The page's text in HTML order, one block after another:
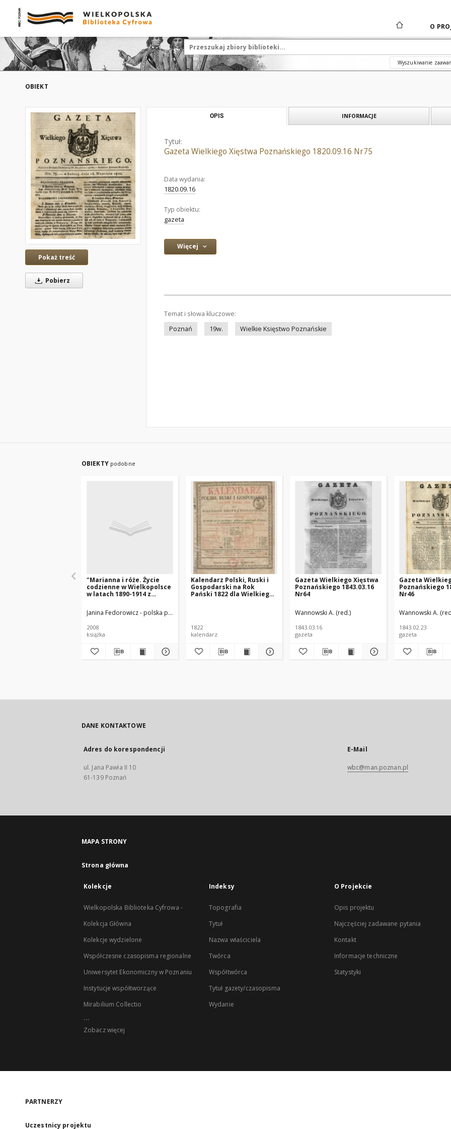
O
Wyszukiwanie
OBIEKT
Pokaż treść
Pobierz
OPIS INFORMACJE
Tytuł:
Gazeta Wielkiego Xięstwa Poznańskiego 1820.09.16 Nr75
Data wydania:
1820.09.16
Typ obiektu:
gazeta
Więcej
Temat i słowa kluczowe:
Poznań
19w. Wielkie Księstwo Poznańskie
OBIEKTY podobne
"Marianna i róże. Życie
codzienne w Wielkopolsce
w latach 1890-1914 z
Janina Fedorowicz - polska pisarka
Joanna Konopińska (1925 -1996; Poznań) - polska pisarka; https://pl.wikipedia.org/wiki/
2008
książka
Kalendarz Polski, Ruski i
Gospodarski na Rok
Pański 1822 dla Wielkiego
1822
kalendarz
Gazeta Wielkiego Xięstwa
Poznańskiego 1843.03.16
Nr64
Wannowski A. (red.)
1843.03.16
gazeta
Gazeta
Poznańskiego
Nr46
Wannowski A.
1843.02.23
gazeta
DANE KONTAKTOWE
Adres do korespondencji
ul. Jana Pawła II 10
61-139 Poznań
E-Mail
wbc@man.poznan.pl
MAPA STRONY
Strona główna
Kolekcje
Wielkopolska Biblioteka Cyfrowa -
Kolekcja Główna
Kolekcje wydzielone
Współczesne czasopisma regionalne
Uniwersytet Ekonomiczny w Poznaniu
Instytucje współtworzące
Mirabilium Collectio
...
Zobacz więcej
Indeksy
Topografia
Tytuł
Nazwa właściciela
Twórca
Współtwórca
Tytuł gazety/czasopisma
Wydanie
O Projekcie
Opis projektu
Najczęściej zadawane pytania
Kontakt
Informacje techniczne
Statystyki
PARTNERZY
Uczestnicy projektu